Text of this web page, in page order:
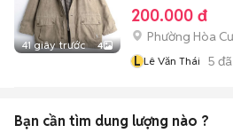
41 giây trước 4
200.000 đ
Phường Hòa
L Lê Văn Thái 5
Bạn cần tìm dung lượng nào ?